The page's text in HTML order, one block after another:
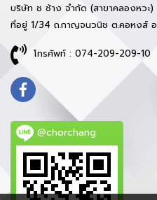
บริษัท ช ช้าง จำกัด (สาขาคลองหวะ)
ที่อยู่ 1/34 ถ.กาญจนวนิช ต.คอหงส์
โทรศัพท์ : 074-209-209-10
@chorchang